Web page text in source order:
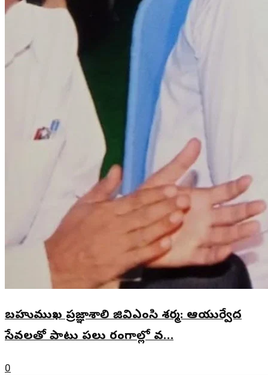
బహుముఖ ప్రజ్ఞాశాలి జివిఎంసి శర్మ: ఆయుర్వేద
సేవలతో పాటు పలు రంగాల్లో వ…
0